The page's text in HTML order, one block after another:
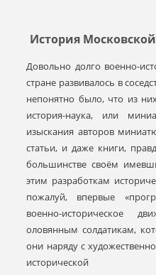
История
Довольно долго военно-
стране развивалось в
непонятно было, что из
история-наука, или
изыскания авторов
статьи, и даже книги,
большинстве своём
этим разработкам
пожалуй, впервые
военно-историческое
оловянным солдатикам,
они наряду с
исторической